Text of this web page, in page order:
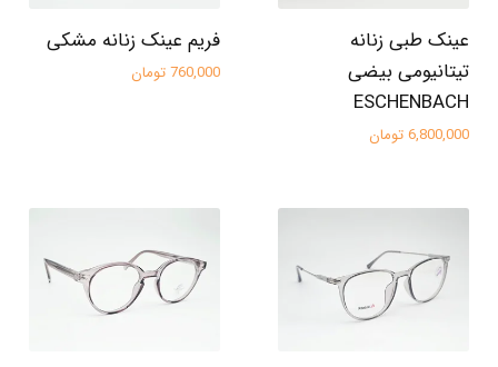
عینک طبی زنانه
تیتانیومی بیضی
ESCHENBACH
6,800,000 تومان
فریم عینک زنانه مشکی
760,000 تومان